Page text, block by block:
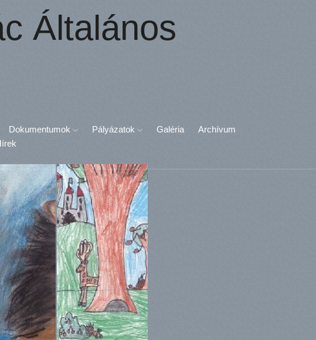
Általános
Dokumentumok Pályázatok Galéria
Archívum